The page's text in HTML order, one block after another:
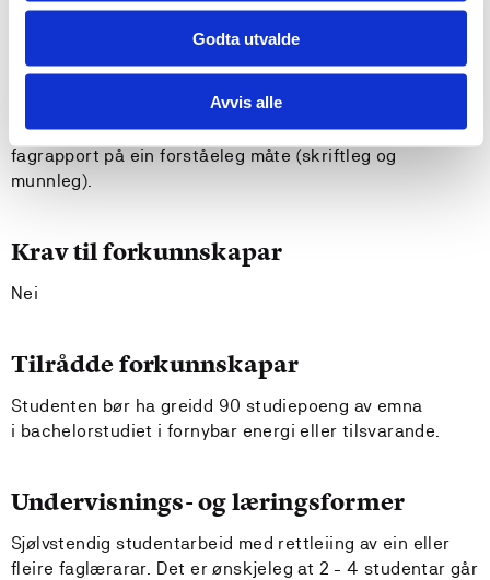
Godta utvalde
Avvis alle
definere problemstilling og målsetting, gjere greie for
metodar, finne fram til og bruke litteratur og kjelder på
å gi ei balansert framstilling av temaet. Kandidaten veit
korleis ein fagrapport skal byggast opp og
presenterast, og kan formidle hovudtrekka i ein
fagrapport på ein forståeleg måte (skriftleg og
munnleg).
Krav til forkunnskapar
Nei
Tilrådde forkunnskapar
Studenten bør ha greidd 90 studiepoeng av emna
i bachelorstudiet i fornybar energi eller tilsvarande.
Undervisnings- og læringsformer
Sjølvstendig studentarbeid med rettleiing av ein eller
fleire faglærarar. Det er ønskjeleg at 2 - 4 studentar går